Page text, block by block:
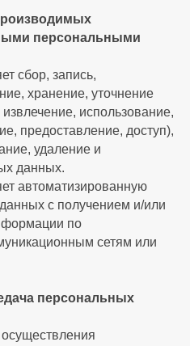
персональными
сбор, запись,
хранение, уточнение
использование,
предоставление, доступ),
удаление и
данных.
автоматизированную
с получением и/или
по
сетям или
персональных